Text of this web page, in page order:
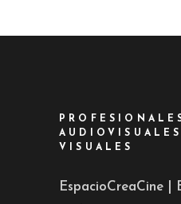
VISUALES
EspacioCreaCine |